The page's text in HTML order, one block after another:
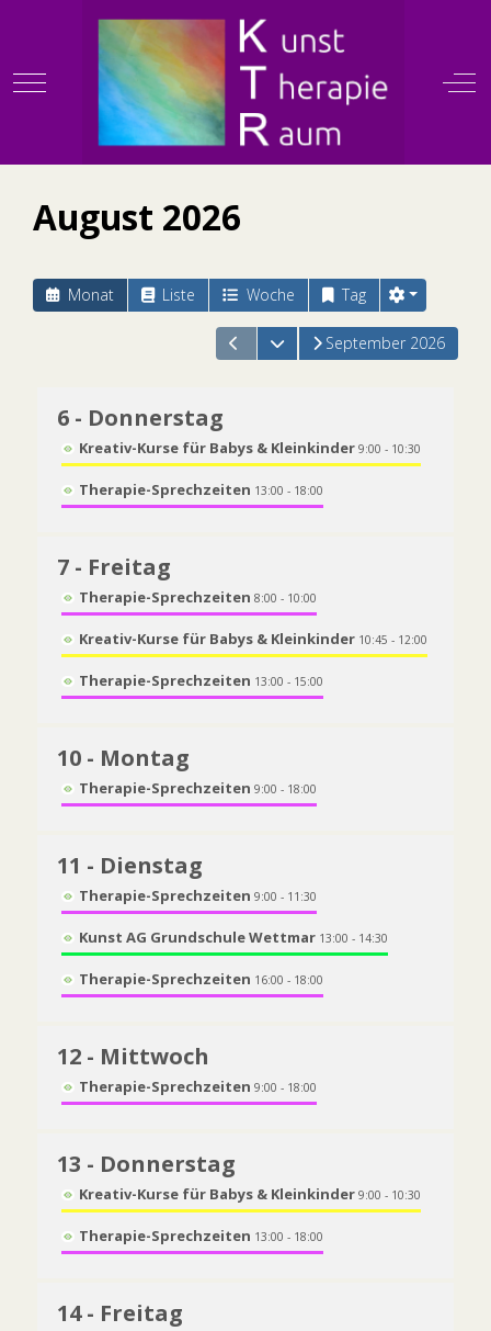
Mobile Menu Toggle
August 2026
Monat Liste Woche Tag
Kalender öffnen
September 2026
6 - Donnerstag
Kreativ-Kurse für Babys & Kleinkinder 9:00 - 10:30
Therapie-Sprechzeiten 13:00 - 18:00
7 - Freitag
Therapie-Sprechzeiten 8:00 - 10:00
Kreativ-Kurse für Babys & Kleinkinder 10:45 - 12:00
Therapie-Sprechzeiten 13:00 - 15:00
10 - Montag
Therapie-Sprechzeiten 9:00 - 18:00
11 - Dienstag
Therapie-Sprechzeiten 9:00 - 11:30
Kunst AG Grundschule Wettmar 13:00 - 14:30
Therapie-Sprechzeiten 16:00 - 18:00
12 - Mittwoch
Therapie-Sprechzeiten 9:00 - 18:00
13 - Donnerstag
Kreativ-Kurse für Babys & Kleinkinder 9:00 - 10:30
Therapie-Sprechzeiten 13:00 - 18:00
14- Freitag